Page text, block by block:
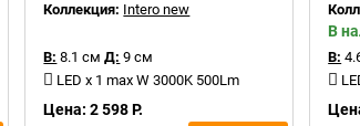
Коллекция: Intero new
В: 8.1 см Д: 9 см
LED x 1 max W 3000K 500Lm
Цена: 2 598 Р.
В
В: